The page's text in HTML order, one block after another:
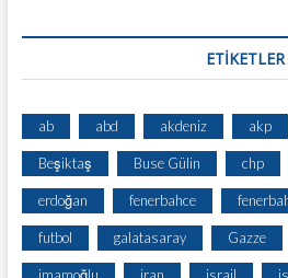
ETİKETLER
ab abd akdeniz akp
Beşiktaş Buse Gülin chp
erdoğan fenerbahce
futbol galatasaray Gazze